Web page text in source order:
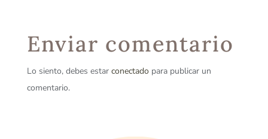
Enviar comentario
Lo siento, debes estar conectado para publicar un
comentario.